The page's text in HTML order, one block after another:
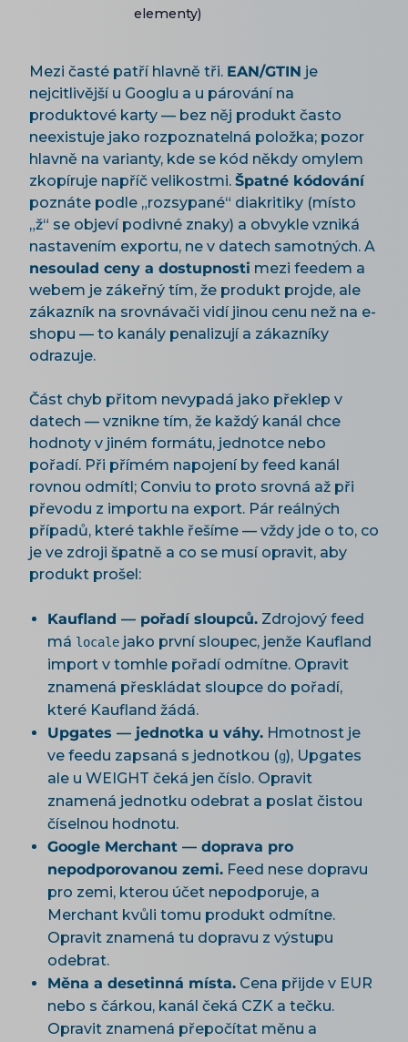
elementy)
Mezi časté patří hlavně tři. EAN/GTIN je
nejcitlivější u Googlu a u párování na
produktové karty — bez něj produkt často
neexistuje jako rozpoznatelná položka; pozor
hlavně na varianty, kde se kód někdy omylem
zkopíruje napříč velikostmi. Špatné kódování
poznáte podle „rozsypané“ diakritiky (místo
„ž“ se objeví podivné znaky) a obvykle vzniká
nastavením exportu, ne v datech samotných. A
nesoulad ceny a dostupnosti mezi feedem a
webem je zákeřný tím, že produkt projde, ale
zákazník na srovnávači vidí jinou cenu než na e-
shopu — to kanály penalizují a zákazníky
odrazuje.
Část chyb přitom nevypadá jako překlep v
datech — vznikne tím, že každý kanál chce
hodnoty v jiném formátu, jednotce nebo
pořadí. Při přímém napojení by feed kanál
rovnou odmítl; Conviu to proto srovná až při
převodu z importu na export. Pár reálných
případů, které takhle řešíme — vždy jde o to, co
je ve zdroji špatně a co se musí opravit, aby
produkt prošel:
Kaufland — pořadí sloupců. Zdrojový feed
má locale jako první sloupec, jenže Kaufland
import v tomhle pořadí odmítne. Opravit
znamená přeskládat sloupce do pořadí,
které Kaufland žádá.
Upgates — jednotka u váhy. Hmotnost je
ve feedu zapsaná s jednotkou (g), Upgates
ale u WEIGHT čeká jen číslo. Opravit
znamená jednotku odebrat a poslat čistou
číselnou hodnotu.
Google Merchant — doprava pro
nepodporovanou zemi. Feed nese dopravu
pro zemi, kterou účet nepodporuje, a
Merchant kvůli tomu produkt odmítne.
Opravit znamená tu dopravu z výstupu
odebrat.
Měna a desetinná místa. Cena přijde v EUR
nebo s čárkou, kanál čeká CZK a tečku.
Opravit znamená přepočítat měnu a